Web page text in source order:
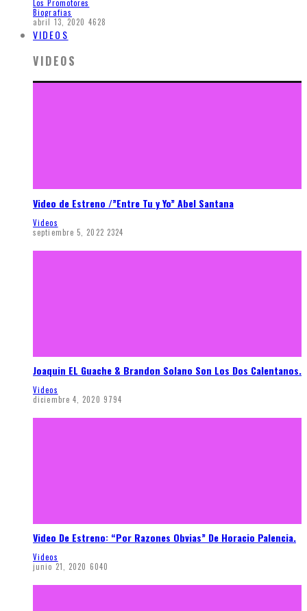
Los Promotores
Biografias
abril 13, 2020 4628
VIDEOS
VIDEOS
Video de Estreno /”Entre Tu y Yo” Abel Santana
Videos
septiembre 5, 2022 2324
Joaquin EL Guache & Brandon Solano Son Los Dos Calentanos.
Videos
diciembre 4, 2020 9794
Video De Estreno: “Por Razones Obvias” De Horacio Palencia.
Videos
junio 21, 2020 6040